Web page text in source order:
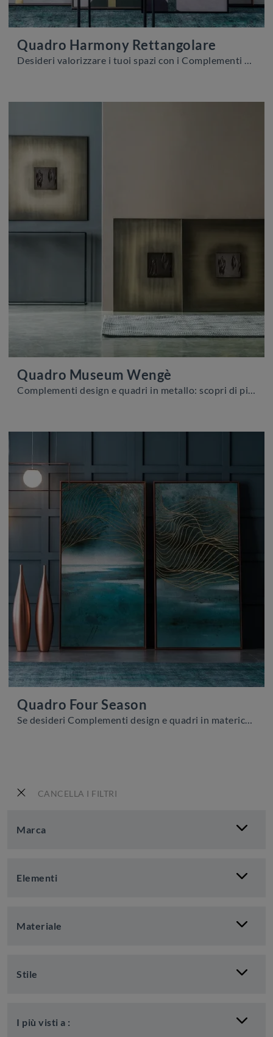
CANCELLA I FILTRI
Marca
Elementi
Materiale
Stile
I più visti a :
Quadro Harmony Rettangolare
Desideri valorizzare i tuoi spazi con i Complementi Adriani e Rossi? Ti presentiamo molteplici modelli di quadri in materico come Quadro Harmony ...
Quadro Museum Wengè
Complementi design e quadri in metallo: scopri di più sul modello Quadro Museum Wengè di Adriani e Rossi e potrai arricchire i tuoi interni.
Quadro Four Season
Se desideri Complementi design e quadri in materico scopri di più sul modello Quadro Four Season della firma Adriani e Rossi.